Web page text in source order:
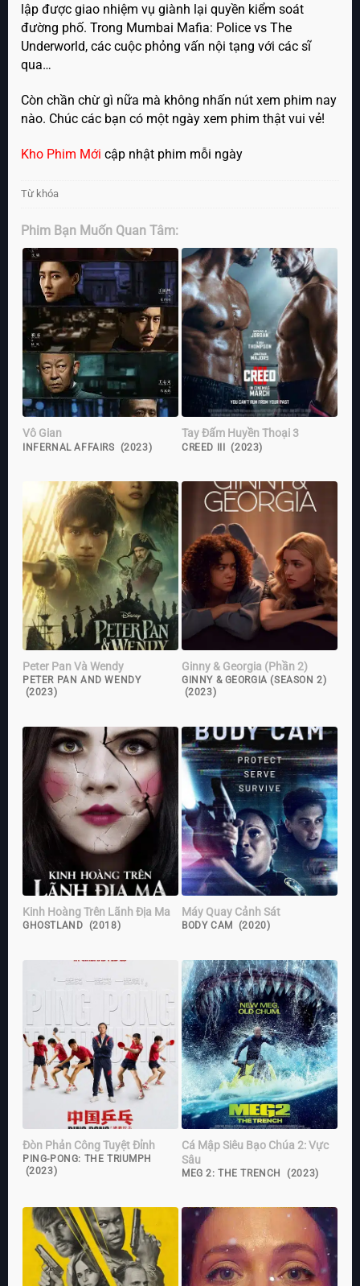
lập được giao nhiệm vụ giành lại quyền kiểm soát
đường phố. Trong Mumbai Mafia: Police vs The
Underworld, các cuộc phỏng vấn nội tạng với các sĩ
qua…
Còn chần chừ gì nữa mà không nhấn nút xem phim nay
nào. Chúc các bạn có một ngày xem phim thật vui vẻ!
Kho Phim Mới cập nhật phim mỗi ngày
Từ khóa
Phim Bạn Muốn Quan Tâm:
Vô Gian
INFERNAL AFFAIRS (2023)
Tay Đấm Huyền Thoại 3
CREED III (2023)
Peter Pan Và Wendy
PETER PAN AND WENDY
(2023)
Ginny & Georgia (Phần 2)
GINNY & GEORGIA (SEASON 2)
(2023)
Kinh Hoàng Trên Lãnh Địa Ma
GHOSTLAND (2018)
Máy Quay Cảnh Sát
BODY CAM (2020)
Đòn Phản Công Tuyệt Đỉnh
PING-PONG: THE TRIUMPH
(2023)
Cá Mập Siêu Bạo Chúa 2: Vực
Sâu
MEG 2: THE TRENCH (2023)